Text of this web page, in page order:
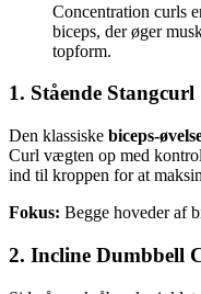
Concentration curls
biceps, der øger
topform.
1. Stående Stangcurl
Den klassiske biceps-
Curl vægten op med
ind til kroppen for at
Fokus: Begge hoveder af
2. Incline Dumbbell